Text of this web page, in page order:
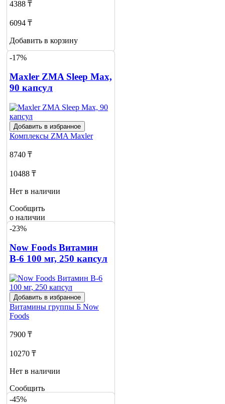
4388 ₸
6094 ₸
Добавить в корзину
-17%
Maxler ZMA Sleep Max,
90 капсул
Добавить в избранное
Комплексы ZMA Maxler
8740 ₸
10488 ₸
Нет в наличии
Сообщить
о наличии
3
-23%
Now Foods Витамин
В-6 100 мг, 250 капсул
Добавить в избранное
Витамины группы Б Now
Foods
7900 ₸
10270 ₸
Нет в наличии
Сообщить
о наличии
-45%